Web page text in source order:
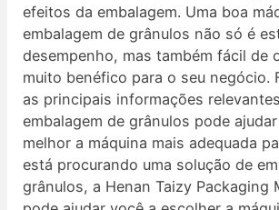
efeitos da embalagem. Uma boa
embalagem de grânulos não só é
desempenho, mas também fácil de
muito benéfico para o seu negócio.
as principais informações
embalagem de grânulos pode
melhor a máquina mais adequada
está procurando uma solução de
grânulos, a Henan Taizy Packaging